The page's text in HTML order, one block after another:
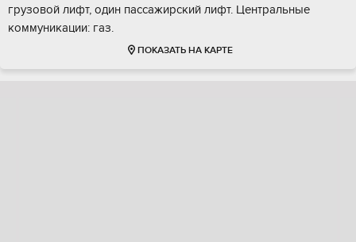
грузовой лифт, один пассажирский лифт. Центральные
коммуникации: газ.
ПОКАЗАТЬ НА КАРТЕ